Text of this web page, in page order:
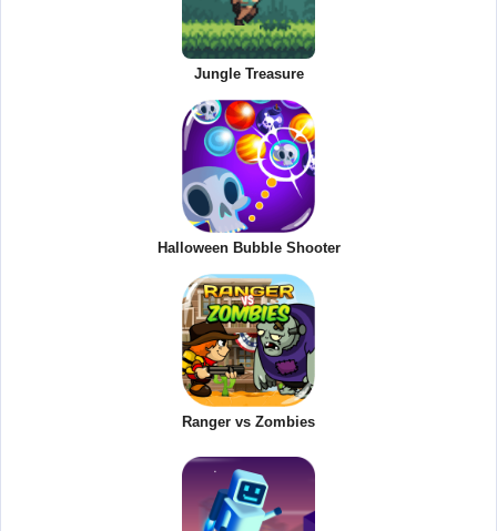
Jungle Treasure
Halloween Bubble Shooter
Ranger vs Zombies